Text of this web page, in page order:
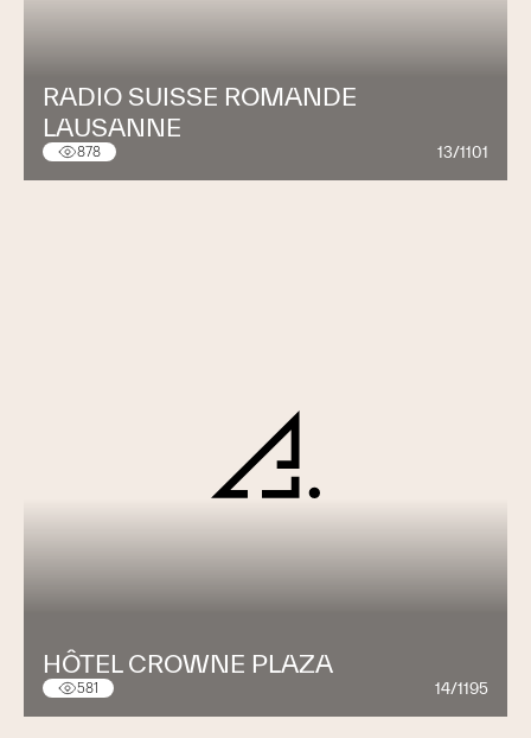
RADIO SUISSE ROMANDE
LAUSANNE
878 13/1101
HÔTEL CROWNE PLAZA
581 14/1195